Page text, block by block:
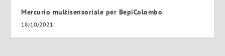
Mercurio multisensoriale per BepiColombo
18/10/2021